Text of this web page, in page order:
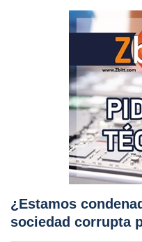
¿Estamos
sociedad corrupta